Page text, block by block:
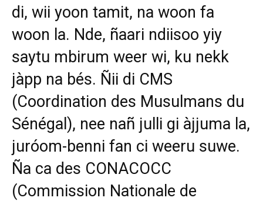
di, wii yoon tamit, na woon fa
woon la. Nde, ñaari ndiisoo yiy
saytu mbirum weer wi, ku nekk
jàpp na bés. Ñii di CMS
(Coordination des Musulmans du
Sénégal), nee nañ julli gi àjjuma la,
juróom-benni fan ci weeru suwe.
Ña ca des CONACOCC
(Commission Nationale de